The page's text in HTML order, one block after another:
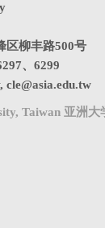
柳丰路500号
、6299
, cle@asia.edu.tw
Taiwan 亚洲大